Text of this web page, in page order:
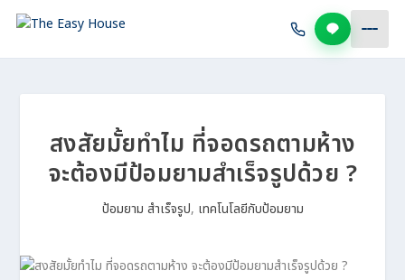
สงสัยมั้ยทำไม ที่จอดรถตามห้าง
จะต้องมีป้อมยามสำเร็จรูปด้วย ?
ป้อมยาม สำเร็จรูป, เทคโนโลยีกับป้อมยาม